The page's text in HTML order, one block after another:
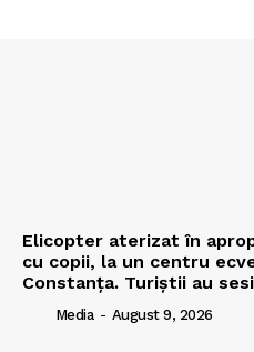
Elicopter aterizat în
cu copii, la un centru
Constanța. Turiștii au
Media - August 9, 2026